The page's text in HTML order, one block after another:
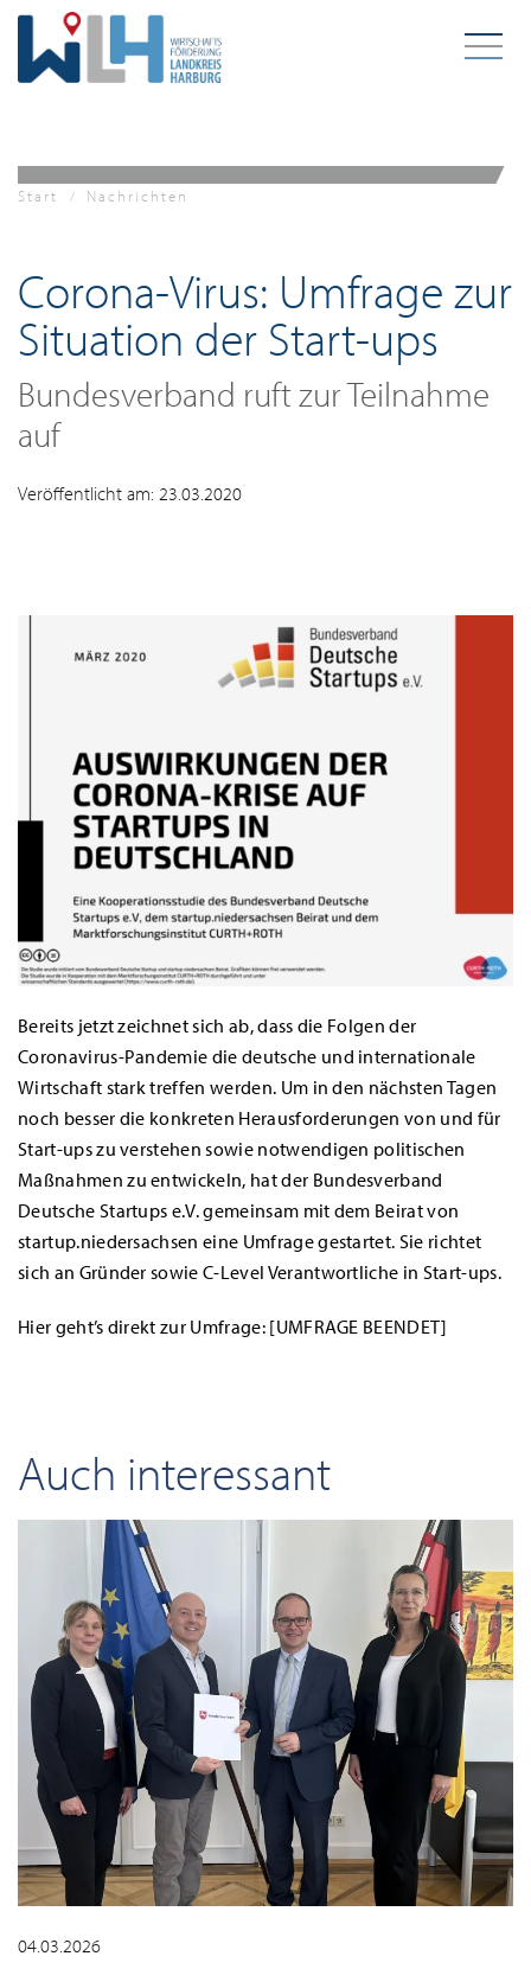
Zum Hauptinhalt springen
Start Nachrichten
Corona-Virus: Umfrage zur
Situation der Start-ups
Bundesverband ruft zur Teilnahme
auf
Veröffentlicht am: 23.03.2020
Bereits jetzt zeichnet sich ab, dass die Folgen der
Coronavirus-Pandemie die deutsche und internationale
Wirtschaft stark treffen werden. Um in den nächsten Tagen
noch besser die konkreten Herausforderungen von und für
Start-ups zu verstehen sowie notwendigen politischen
Maßnahmen zu entwickeln, hat der Bundesverband
Deutsche Startups e.V. gemeinsam mit dem Beirat von
startup.niedersachsen eine Umfrage gestartet. Sie richtet
sich an Gründer sowie C-Level Verantwortliche in Start-ups.
Hier geht’s direkt zur Umfrage: [UMFRAGE BEENDET]
Auch interessant
04.03.2026